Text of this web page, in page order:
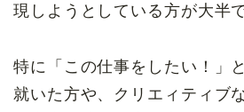
現しようとしている方が大半で
特に「この仕事をしたい！」
就いた方や、クリエィティブ